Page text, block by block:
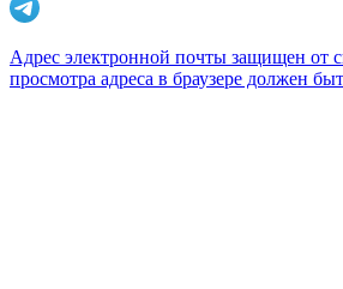
Адрес электронной почты защищен от
просмотра адреса в браузере должен